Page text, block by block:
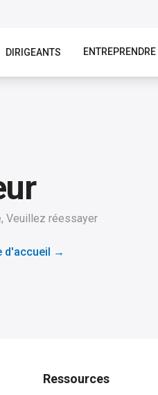
DIRIGEANTS ENTREPRENDRE
Veuillez réessayer
d'accueil →
Ressources